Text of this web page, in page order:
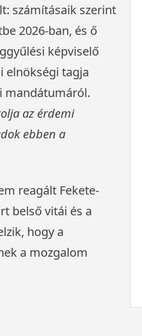
számításaik szerint
2026-ban, és ő
képviselő
elnökségi tagja
mandátumáról.
az érdemi
ebben a
reagált Fekete-
belső vitái és a
hogy a
a mozgalom